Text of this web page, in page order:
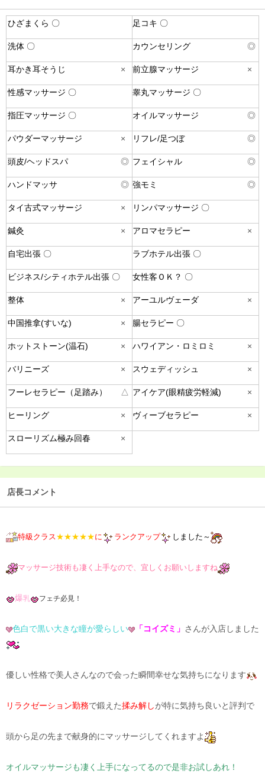
ひざまくら 〇 足コキ 〇
洗体 〇 カウンセリング ◎
耳かき耳そうじ × 前立腺マッサージ ×
性感マッサージ 〇 睾丸マッサージ 〇
指圧マッサージ 〇 オイルマッサージ ◎
パウダーマッサージ × リフレ/足つぼ ◎
頭皮/ヘッドスパ ◎ フェイシャル ◎
ハンドマッサ ◎ 強モミ ◎
タイ古式マッサージ × リンパマッサージ 〇
鍼灸 × アロマセラピー ×
自宅出張 〇 ラブホテル出張 〇
ビジネス/シティホテル出張 〇 女性客ＯＫ？ 〇
整体 × アーユルヴェーダ ×
中国推拿(すいな) × 腸セラピー 〇
ホットストーン(温石) × ハワイアン・ロミロミ ×
バリニーズ × スウェディッシュ ×
フーレセラピー（足踏み） △ アイケア(眼精疲労軽減) ×
ヒーリング × ヴィーブセラピー ×
スローリズム極み回春 ×
店長コメント
特級クラス★★★★★に ランクアップ しました～
マッサージ技術も凄く上手なので、宜しくお願いしますね
爆乳 フェチ必見！
色白で黒い大きな瞳が愛らしい 「コイズミ」 さんが入店しました
優しい性格で美人さんなので会った瞬間幸せな気持ちになります
リラクゼーション勤務で鍛えた揉み解しが特に気持ち良いと評判で
頭から足の先まで献身的にマッサージしてくれますよ
オイルマッサージも凄く上手になってるので是非お試しあれ！